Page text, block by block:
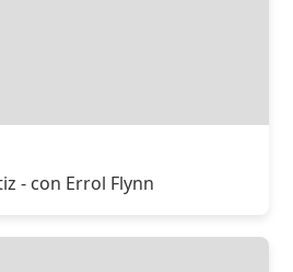
- con Errol Flynn